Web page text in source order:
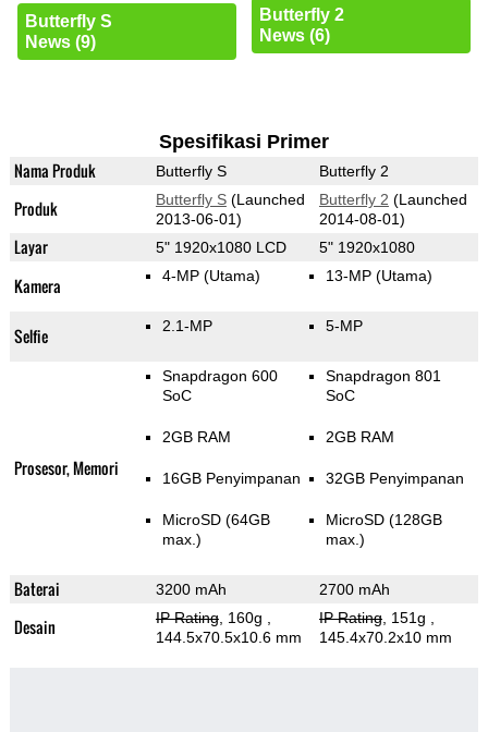
Butterfly S
News (9)
Butterfly 2
News (6)
Spesifikasi Primer
Nama Produk Butterfly S Butterfly 2
Produk Butterfly S(Launched
2013-06-01)
Butterfly 2 (Launched
2014-08-01)
Layar 5" 1920x1080 LCD 5" 1920x1080
Kamera 4-MP (Utama) 13-MP (Utama)
Selfie 2.1-MP 5-MP
Prosesor, Memori
Snapdragon 600
SoC
2GB RAM
16GB Penyimpanan
MicroSD (64GB
max.)
Snapdragon 801
SoC
2GB RAM
32GB Penyimpanan
MicroSD (128GB
max.)
Baterai 3200 mAh 2700 mAh
Desain IP Rating, 160g
144.5x70.5x10.6 mm
IP Rating, 151g
145.4x70.2x10 mm